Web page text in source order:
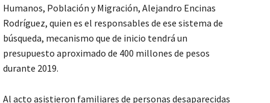
Humanos, Población y Migración, Alejandro Encinas
Rodríguez, quien es el responsables de ese sistema de
búsqueda, mecanismo que de inicio tendrá un
presupuesto aproximado de 400 millones de pesos
durante 2019.
Al acto asistieron familiares de personas desaparecidas